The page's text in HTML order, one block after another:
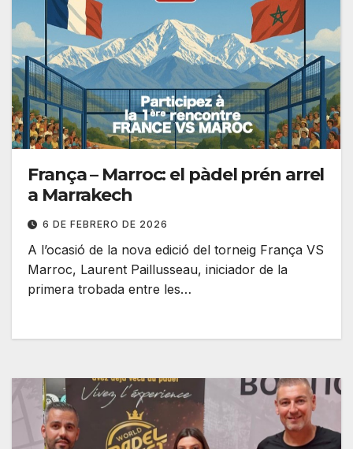
França – Marroc: el pàdel prén arrel
a Marrakech
6 DE FEBRERO DE 2026
A l’ocasió de la nova edició del torneig França VS
Marroc, Laurent Paillusseau, iniciador de la
primera trobada entre les…